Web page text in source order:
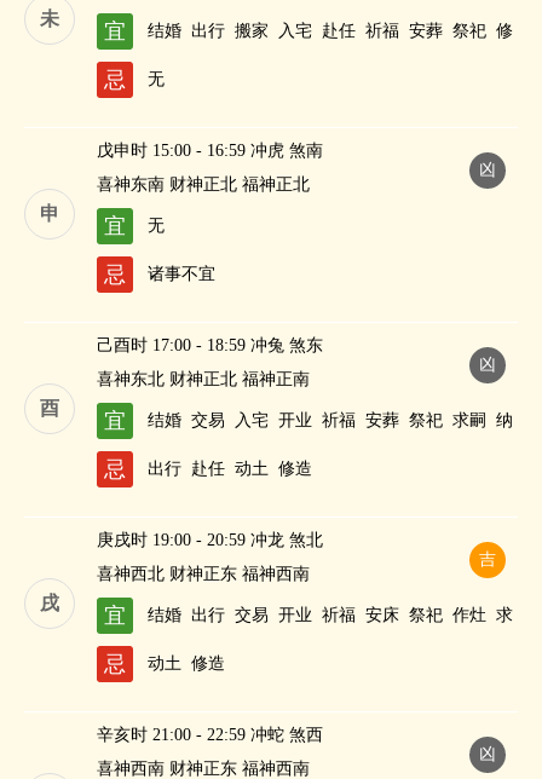
未
宜 结婚 出行 搬家 入宅 赴任 祈福 安葬 祭祀 修
忌 无
申
凶
戊申时 15:00 - 16:59 冲虎 煞南
喜神东南 财神正北 福神正北
宜 无
忌 诸事不宜
酉
凶
己酉时 17:00 - 18:59 冲兔 煞东
喜神东北 财神正北 福神正南
宜 结婚 交易 入宅 开业 祈福 安葬 祭祀 求嗣
纳
财
忌 出行 赴任 动土 修造
戌
吉
庚戌时 19:00 - 20:59 冲龙 煞北
喜神西北 财神正东 福神西南
宜 结婚 出行 交易 开业 祈福 安床 祭祀 作灶 求
嗣
忌 动土 修造
凶
辛亥时 21:00 - 22:59 冲蛇 煞西
喜神西南 财神正东 福神西南